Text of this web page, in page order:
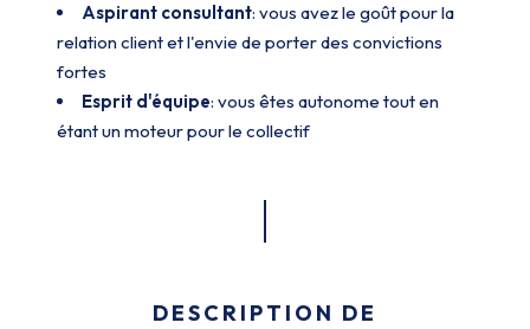
Aspirant consultant: vous avez le goût pour la
relation client et l'envie de porter des convictions
fortes
Esprit d'équipe: vous êtes autonome tout en
étant un moteur pour le collectif
DESCRIPTION DE